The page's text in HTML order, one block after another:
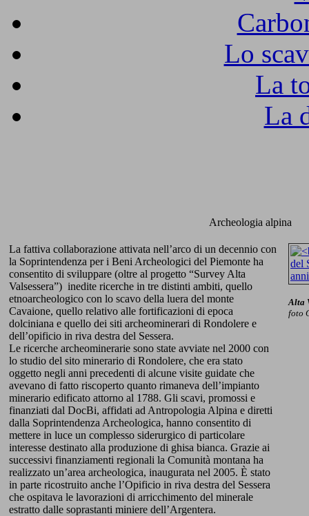
Lo
La
La
Archeologia alpina
La fattiva collaborazione attivata nell’arco di un decennio con
la Soprintendenza per i Beni Archeologici del Piemonte ha
consentito di sviluppare (oltre al progetto “Survey Alta
Valsessera”) inedite ricerche in tre distinti ambiti, quello
etnoarcheologico con lo scavo della luera del monte
Cavaione, quello relativo alle fortificazioni di epoca
dolciniana e quello dei siti archeominerari di Rondolere e
dell’opificio in riva destra del Sessera.
Le ricerche archeominerarie sono state avviate nel 2000 con
lo studio del sito minerario di Rondolere, che era stato
oggetto negli anni precedenti di alcune visite guidate che
avevano di fatto riscoperto quanto rimaneva dell’impianto
minerario edificato attorno al 1788. Gli scavi, promossi e
finanziati dal DocBi, affidati ad Antropologia Alpina e diretti
dalla Soprintendenza Archeologica, hanno consentito di
mettere in luce un complesso siderurgico di particolare
interesse destinato alla produzione di ghisa bianca. Grazie ai
successivi finanziamenti regionali la Comunità montana ha
realizzato un’area archeologica, inaugurata nel 2005. È stato
in parte ricostruito anche l’Opificio in riva destra del Sessera
che ospitava le lavorazioni di arricchimento del minerale
estratto dalle soprastanti miniere dell’Argentera.
Alta
foto